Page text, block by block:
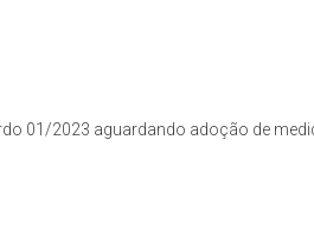
01/2023 aguardando adoção de